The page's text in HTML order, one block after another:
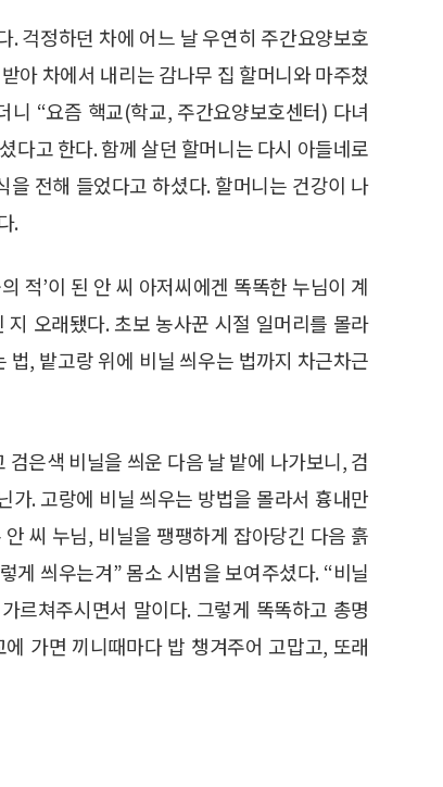
걱정하던 차에 어느 날 우연히 주간요양보호
아 차에서 내리는 감나무 집 할머니와 마주쳤
“요즘 핵교(학교, 주간요양보호센터) 다녀
다고 한다. 함께 살던 할머니는 다시 아들네로
전해 들었다고 하셨다. 할머니는 건강이 나
.
적’이 된 안 씨 아저씨에겐 똑똑한 누님이 계
오래됐다. 초보 농사꾼 시절 일머리를 몰라
, 밭고랑 위에 비닐 씌우는 법까지 차근차근
은색 비닐을 씌운 다음 날 밭에 나가보니, 검
. 고랑에 비닐 씌우는 방법을 몰라서 흉내만
씨 누님, 비닐을 팽팽하게 잡아당긴 다음 흙
게 씌우는겨” 몸소 시범을 보여주셨다. “비닐
르쳐주시면서 말이다. 그렇게 똑똑하고 총명
가면 끼니때마다 밥 챙겨주어 고맙고, 또래